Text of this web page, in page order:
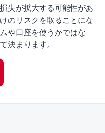
失が拡大する可能性があ
のリスクを取ることにな
や口座を使うかではな
決まります。